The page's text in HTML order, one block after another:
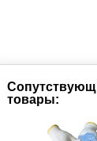
товары: